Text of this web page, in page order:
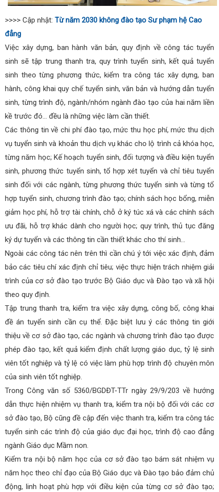
>>>> Cập nhật: Từ năm 2030 không đào tạo Sư phạm hệ Cao
đẳng
Việc xây dựng, ban hành văn bản, quy định về công tác tuyển
sinh sẽ tập trung thanh tra, quy trình tuyển sinh, kết quả tuyển
sinh theo từng phương thức, kiểm tra công tác xây dựng, ban
hành, công khai quy chế tuyển sinh, văn bản và hướng dẫn tuyển
sinh, từng trình độ, ngành/nhóm ngành đào tạo của hai năm liền
kề trước đó… đều là những việc làm cần thiết.
Các thông tin về chi phí đào tạo, mức thu học phí, mức thu dịch
vụ tuyển sinh và khoản thu dịch vụ khác cho lộ trình cả khóa học,
từng năm học; Kế hoạch tuyển sinh, đối tượng và điều kiện tuyển
sinh, phương thức tuyển sinh, tổ hợp xét tuyển và chỉ tiêu tuyển
sinh đối với các ngành, từng phương thức tuyển sinh và từng tổ
hợp tuyển sinh, chương trình đào tạo; chính sách học bổng, miễn
giảm học phí, hỗ trợ tài chính, chỗ ở ký túc xá và các chính sách
ưu đãi, hỗ trợ khác dành cho người học; quy trình, thủ tục đăng
ký dự tuyển và các thông tin cần thiết khác cho thí sinh…
Ngoài các công tác nên trên thì cần chú ý tới việc xác định, đảm
bảo các tiêu chí xác định chỉ tiêu; việc thực hiện trách nhiệm giải
trình của cơ sở đào tạo trước Bộ Giáo dục và Đào tạo và xã hội
theo quy định.
Tập trung thanh tra, kiểm tra việc xây dựng, công bố, công khai
đề án tuyển sinh cần cụ thể. Đặc biệt lưu ý các thông tin giới
thiệu về cơ sở đào tạo, các ngành và chương trình đào tạo được
phép đào tạo, kết quả kiểm định chất lượng giáo dục, tỷ lệ sinh
viên tốt nghiệp và tỷ lệ có việc làm phù hợp trình độ chuyên môn
của sinh viên tốt nghiệp.
Trong Công văn số 5360/BGDĐT-TTr ngày 29/9/203 về hướng
dẫn thực hiện nhiệm vụ thanh tra, kiểm tra nội bộ đối với các cơ
sở đào tạo, Bộ cũng đề cập đến việc thanh tra, kiểm tra công tác
tuyển sinh các trình độ của giáo dục đại học, trình độ cao đẳng
ngành Giáo dục Mầm non.
Kiểm tra nội bộ năm học của cơ sở đào tạo bám sát nhiệm vụ
năm học theo chỉ đạo của Bộ Giáo dục và Đào tạo bảo đảm chủ
động, linh hoạt phù hợp với điều kiện của từng cơ sở đào tạo;